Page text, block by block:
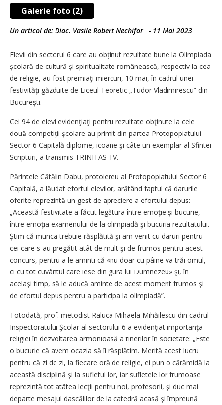
Galerie foto (2)
Un articol de: Diac. Vasile Robert Nechifor - 11 Mai 2023
Elevii din sectorul 6 care au obținut rezultate bune la Olimpiada
şcolară de cultură şi spiritualitate românească, respectiv la cea
de religie, au fost premiaţi miercuri, 10 mai, în cadrul unei
festivităţi găzduite de Liceul Teoretic „Tudor Vladimirescu” din
Bucureşti.
Cei 94 de elevi evidenţiaţi pentru rezultate obţinute la cele
două competiţii şcolare au primit din partea Protopopiatului
Sector 6 Capitală diplome, icoane şi câte un exemplar al Sfintei
Scripturi, a transmis TRINITAS TV.
Părintele Cătălin Dabu, protoiereu al Protopopiatului Sector 6
Capitală, a lăudat efortul elevilor, arătând faptul că darurile
oferite reprezintă un gest de apreciere a efortului depus:
„Această festivitate a făcut legătura între emoţie şi bucurie,
între emoţia examenului de la olimpiadă şi bucuria rezultatului.
Ştim că munca trebuie răsplătită şi am venit cu daruri pentru
cei care s-au pregătit atât de mult şi de frumos pentru acest
concurs, pentru a le aminti că «nu doar cu pâine va trăi omul,
ci cu tot cuvântul care iese din gura lui Dumnezeu» şi, în
acelaşi timp, să le aducă aminte de acest moment frumos şi
de efortul depus pentru a participa la olimpiadă”.
Totodată, prof. metodist Raluca Mihaela Mihăilescu din cadrul
Inspectoratului Şcolar al sectorului 6 a evidenţiat importanţa
religiei în dezvoltarea armonioasă a tinerilor în societate: „Este
o bucurie că avem ocazia să îi răsplătim. Merită acest lucru
pentru că zi de zi, la fiecare oră de religie, ei pun o cărămidă la
această disciplină şi la sufletul lor, iar sufletele lor frumoase
reprezintă tot atâtea lecţii pentru noi, profesorii, şi duc mai
departe mesajul dascălilor de la catedră acasă şi împreună